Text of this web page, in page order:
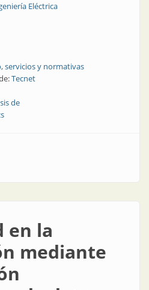
Eléctrica
servicios y normativas
Tecnet
de
industrial para la ingeniería de
en la
mediante